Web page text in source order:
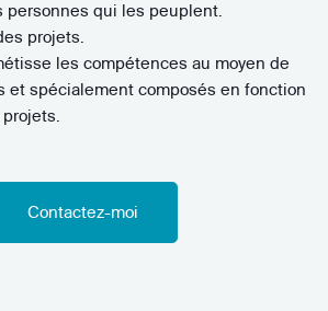
qui les peuplent.
projets.
les compétences au moyen de
et spécialement composés en fonction
Contactez-moi